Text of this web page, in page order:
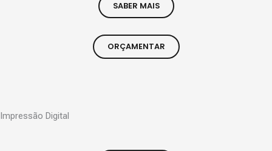
SABER MAIS
ORÇAMENTAR
Impressão Digital